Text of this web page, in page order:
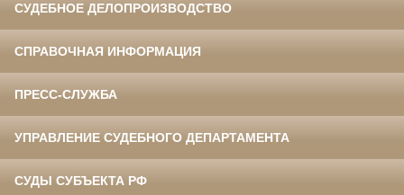
СУДЕБНОЕ ДЕЛОПРОИЗВОДСТВО
СПРАВОЧНАЯ ИНФОРМАЦИЯ
ПРЕСС-СЛУЖБА
УПРАВЛЕНИЕ СУДЕБНОГО ДЕПАРТАМЕНТА
СУДЫ СУБЪЕКТА РФ